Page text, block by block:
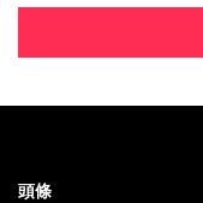
頭條